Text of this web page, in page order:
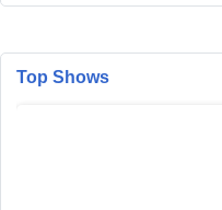
Top Shows